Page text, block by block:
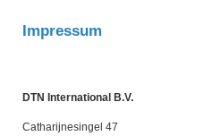
Impressum
DTN International B.V.
Catharijnesingel 47